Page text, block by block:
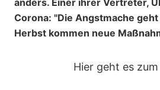
anders. Einer ihrer Vertreter,
Corona: "Die Angstmache
Herbst kommen neue
Hier geht es